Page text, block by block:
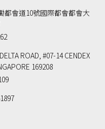
都會道10號國際都會都會大
ROAD, #07-14 CENDEX
169208